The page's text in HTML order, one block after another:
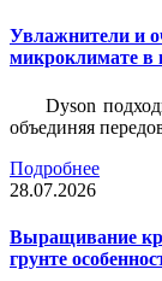
Увлажнители и
микроклимате в
Dyson
объединяя
Подробнее
28.07.2026
Выращивание
грунте